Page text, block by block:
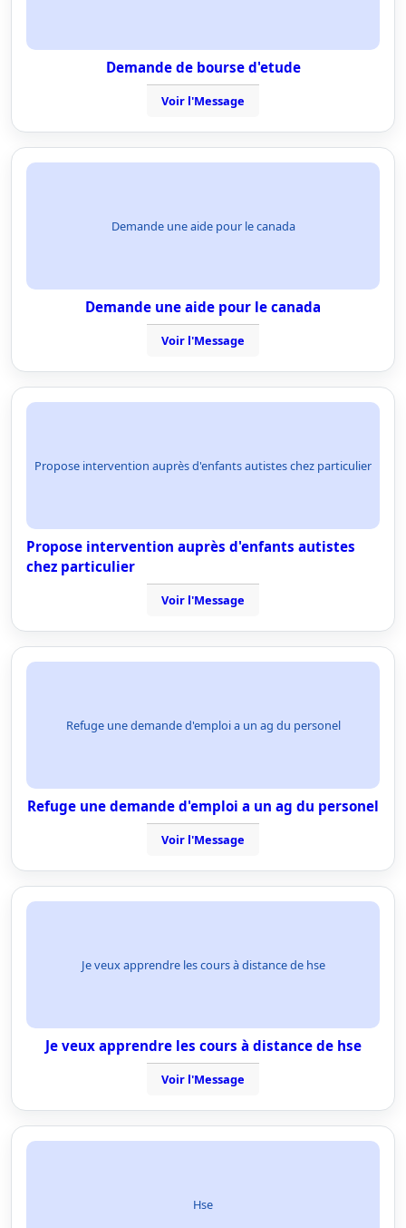
Demande de bourse d'etude
Voir l'Message
Demande une aide pour le canada
Demande une aide pour le canada
Voir l'Message
Propose intervention auprès d'enfants autistes chez particulier
Propose intervention auprès d'enfants autistes
chez particulier
Voir l'Message
Refuge une demande d'emploi a un ag du personel
Refuge une demande d'emploi a un ag du personel
Voir l'Message
Je veux apprendre les cours à distance de hse
Je veux apprendre les cours à distance de hse
Voir l'Message
Hse